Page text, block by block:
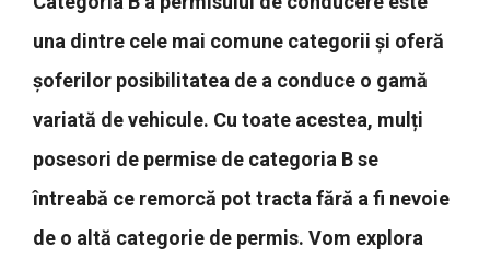
una dintre cele mai comune categorii și oferă
șoferilor posibilitatea de a conduce o gamă
variată de vehicule. Cu toate acestea, mulți
posesori de permise de categoria B se
întreabă ce remorcă pot tracta fără a fi nevoie
de o altă categorie de permis. Vom explora